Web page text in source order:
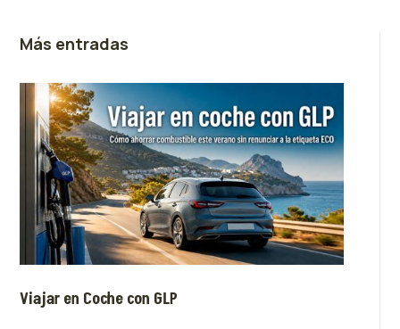
Más entradas
Viajar en Coche con GLP